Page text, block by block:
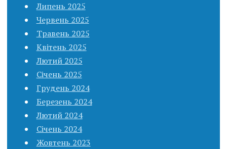
Липень 2025
Червень 2025
Травень 2025
Квітень 2025
Лютий 2025
Січень 2025
Грудень 2024
Березень 2024
Лютий 2024
Січень 2024
Жовтень 2023